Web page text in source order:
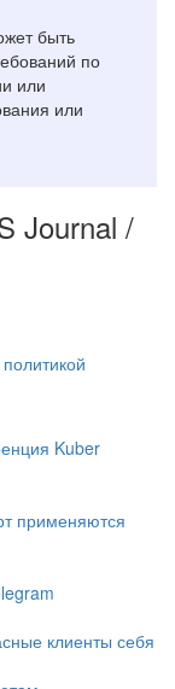
быть
по
или
или
Journal /
политикой
Kuber
применяются
клиенты себя